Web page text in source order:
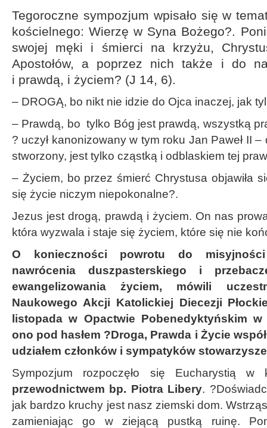
Tegoroczne sympozjum wpisało się w
kościelnego: Wierzę w Syna Bożego?.
swojej męki i śmierci na krzyżu,
Apostołów, a poprzez nich także i do
i prawdą, i życiem? (J 14, 6).
– DROGĄ, bo nikt nie idzie do Ojca inaczej, jak
– Prawdą, bo tylko Bóg jest prawdą, wszystką
? uczył kanonizowany w tym roku Jan Paweł II
stworzony, jest tylko cząstką i odblaskiem tej
– Życiem, bo przez śmierć Chrystusa objawiła
się życie niczym niepokonalne?.
Jezus jest drogą, prawdą i życiem. On nas
która wyzwala i staje się życiem, które się nie
O konieczności powrotu do misyjności
nawrócenia duszpasterskiego i
ewangelizowania życiem, mówili
Naukowego Akcji Katolickiej Diecezji
listopada w Opactwie Pobenedyktyńskim w
ono pod hasłem ?Droga, Prawda i Życie
udziałem członków i sympatyków
Sympozjum rozpoczęło się Eucharystią w
przewodnictwem bp. Piotra Libery.
jak bardzo kruchy jest nasz ziemski dom.
zamieniając go w ziejącą pustką ruinę.